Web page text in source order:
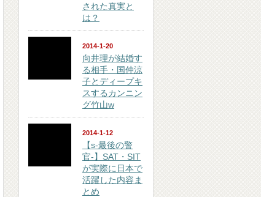
された真実と
は？
2014-1-20
向井理が結婚す
る相手・国仲涼
子とディープキ
スするカンニン
グ竹山w
2014-1-12
【s-最後の警
官-】SAT・SIT
が実際に日本で
活躍した内容ま
とめ